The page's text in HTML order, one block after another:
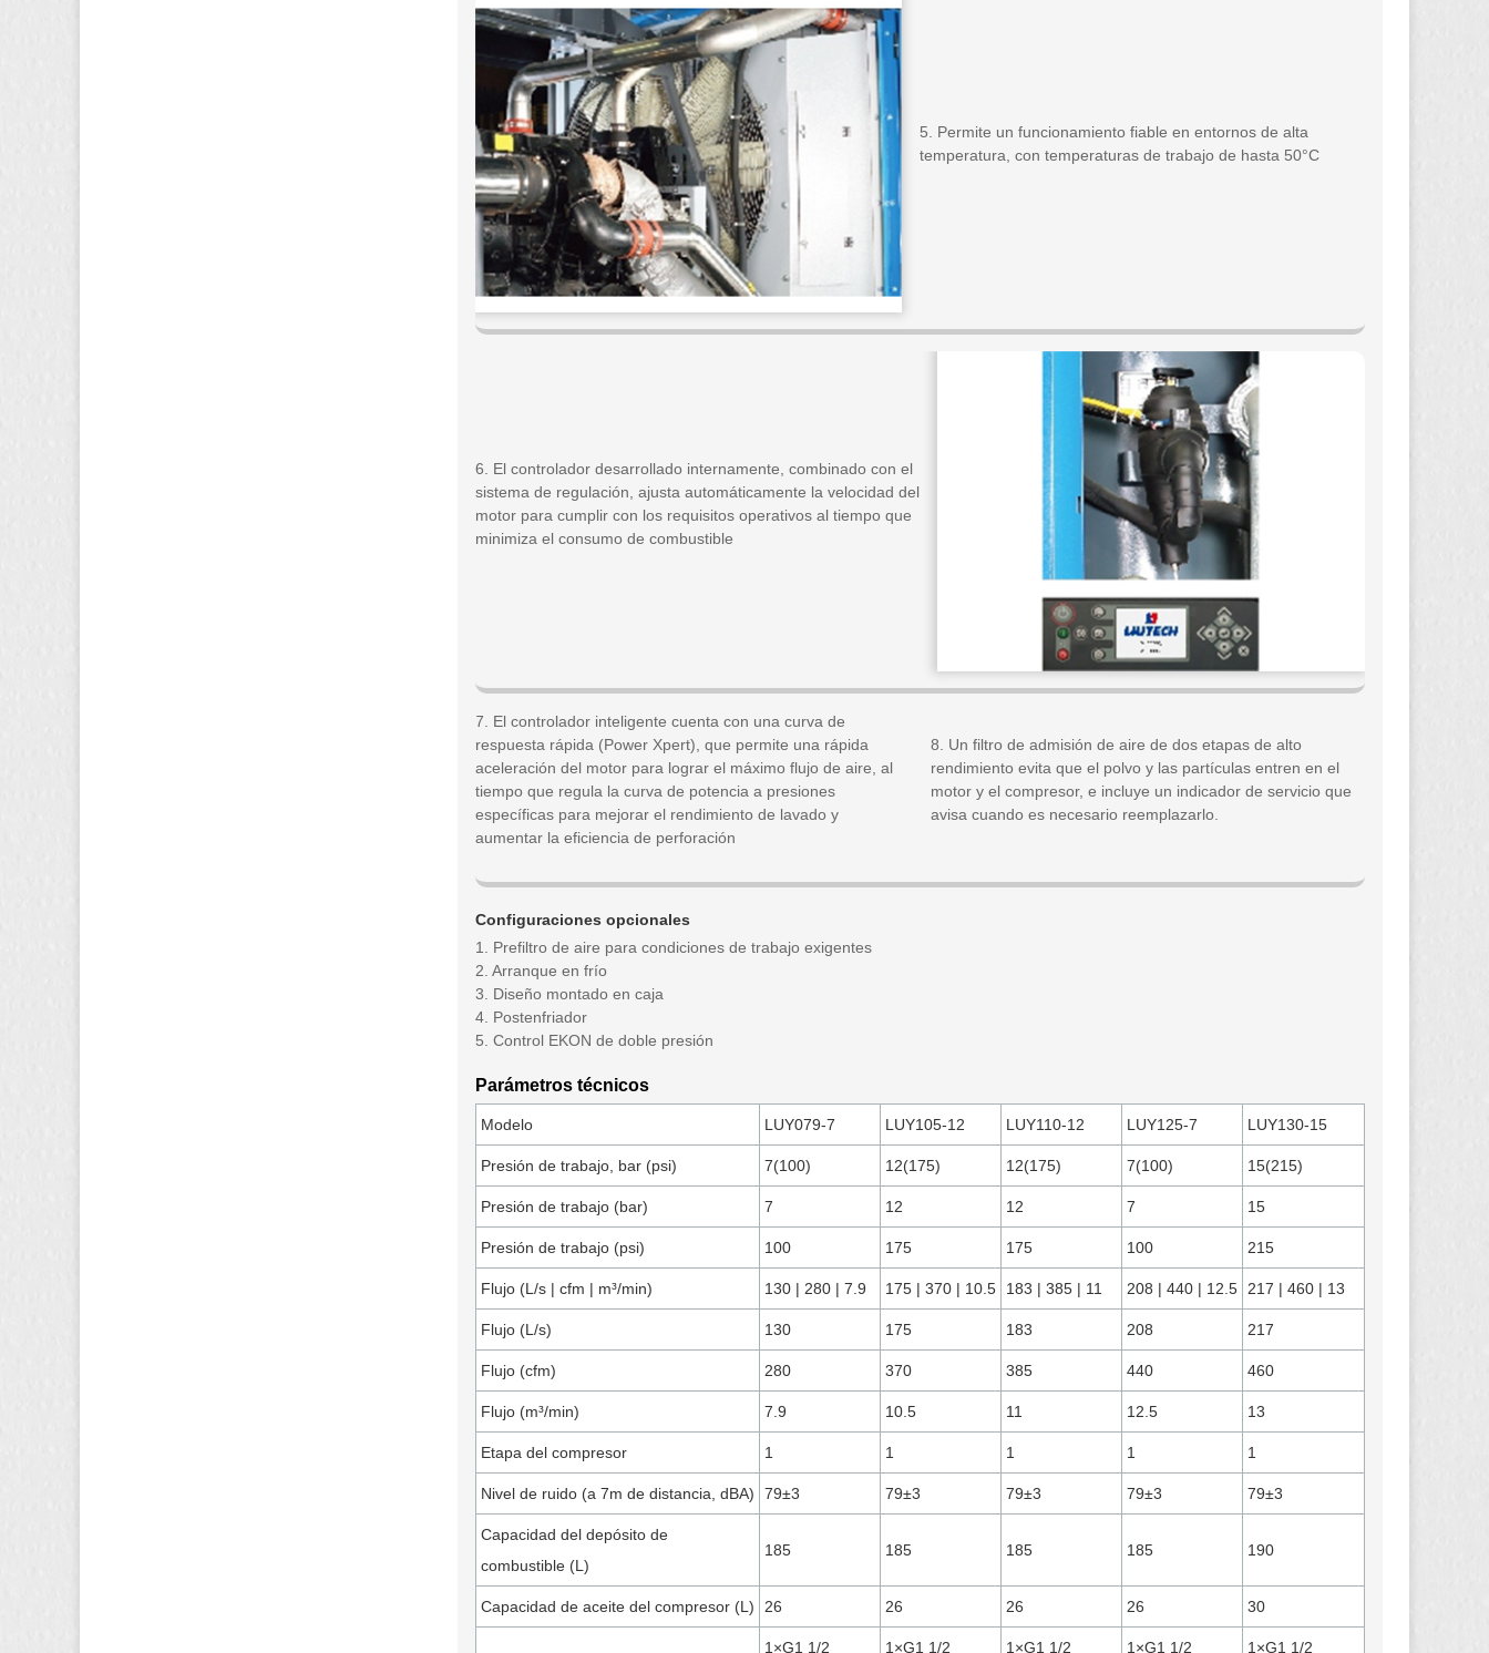
5. Permite un funcionamiento fiable en entornos de alta
temperatura, con temperaturas de trabajo de hasta 50°C
6. El controlador desarrollado internamente, combinado con el
sistema de regulación, ajusta automáticamente la velocidad del
motor para cumplir con los requisitos operativos al tiempo que
minimiza el consumo de combustible
7. El controlador inteligente cuenta con una curva de
respuesta rápida (Power Xpert), que permite una rápida
aceleración del motor para lograr el máximo flujo de aire, al
tiempo que regula la curva de potencia a presiones
específicas para mejorar el rendimiento de lavado y
aumentar la eficiencia de perforación
8. Un filtro de admisión de aire de dos etapas de alto
rendimiento evita que el polvo y las partículas entren en el
motor y el compresor, e incluye un indicador de servicio que
avisa cuando es necesario reemplazarlo.
Configuraciones opcionales
1. Prefiltro de aire para condiciones de trabajo exigentes
2. Arranque en frío
3. Diseño montado en caja
4. Postenfriador
5. Control EKON de doble presión
Parámetros técnicos
Modelo LUY079-7 LUY105-12 LUY110-12 LUY125-7 LUY130-15
Presión de trabajo, bar (psi) 7(100) 12(175) 12(175) 7(100) 15(215)
Presión de trabajo (bar) 7 12 12 7 15
Presión de trabajo (psi) 100 175 175 100 215
Flujo (L/s | cfm | m³/min) 130 | 280 | 7.9 175 | 370 | 10.5 183 | 385 | 11 208 | 440 | 12.5 217 | 460 | 13
Flujo (L/s) 130 175 183 208 217
Flujo (cfm) 280 370 385 440 460
Flujo (m³/min) 7.9 10.5 11 12.5 13
Etapa del compresor 1 1 1 1 1
Nivel de ruido (a 7m de distancia, dBA) 79±3 79±3 79±3 79±3 79±3
Capacidad del depósito de
combustible (L)
185 185 185 185 190
Capacidad de aceite del compresor (L) 26 26 26 26 30
1×G1 1/2 1×G1 1/2 1×G1 1/2 1×G1 1/2 1×G1 1/2